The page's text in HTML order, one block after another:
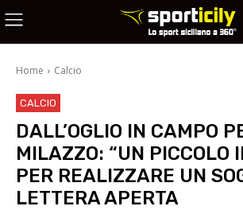
Home Calcio
CALCIO
DALL’OGLIO IN CAMPO
MILAZZO: “UN PICCOLO
PER REALIZZARE UN
LETTERA APERTA